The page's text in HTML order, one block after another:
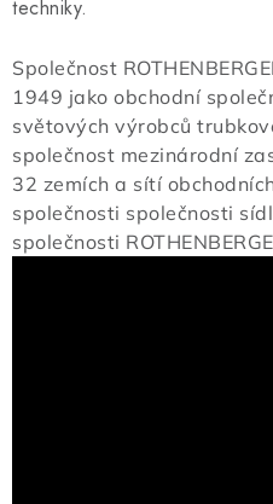
techniky.
Společnost
1949 jako obchodní
světových výrobců
společnost mezinárodní
32 zemích a sítí
společnosti společnosti
společnosti